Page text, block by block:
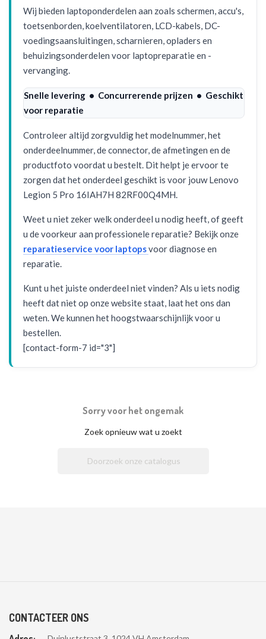
Wij bieden laptoponderdelen aan zoals schermen, accu's,
toetsenborden, koelventilatoren, LCD-kabels, DC-
voedingsaansluitingen, scharnieren, opladers en
behuizingsonderdelen voor laptopreparatie en -
vervanging.
Snelle levering • Concurrerende prijzen • Geschikt
voor reparatie
Controleer altijd zorgvuldig het modelnummer, het
onderdeelnummer, de connector, de afmetingen en de
productfoto voordat u bestelt. Dit helpt je ervoor te
zorgen dat het onderdeel geschikt is voor jouw Lenovo
Legion 5 Pro 16IAH7H 82RF00Q4MH.
Weet u niet zeker welk onderdeel u nodig heeft, of geeft
u de voorkeur aan professionele reparatie? Bekijk onze
reparatieservice voor laptopsvoor diagnose en
reparatie.
Kunt u het juiste onderdeel niet vinden? Als u iets nodig
heeft dat niet op onze website staat, laat het ons dan
weten. We kunnen het hoogstwaarschijnlijk voor u
bestellen.
[contact-form-7 id="3"]
Sorry voor het ongemak
Zoek opnieuw wat u zoekt
CONTACTEER ONS